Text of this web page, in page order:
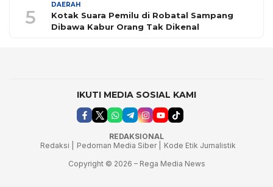
5
DAERAH
Kotak Suara Pemilu di Robatal Sampang
Dibawa Kabur Orang Tak Dikenal
IKUTI MEDIA SOSIAL KAMI
REDAKSIONAL
Redaksi |
Pedoman Media Siber |
Kode Etik Jurnalistik
Copyright © 2026 – Rega Media News